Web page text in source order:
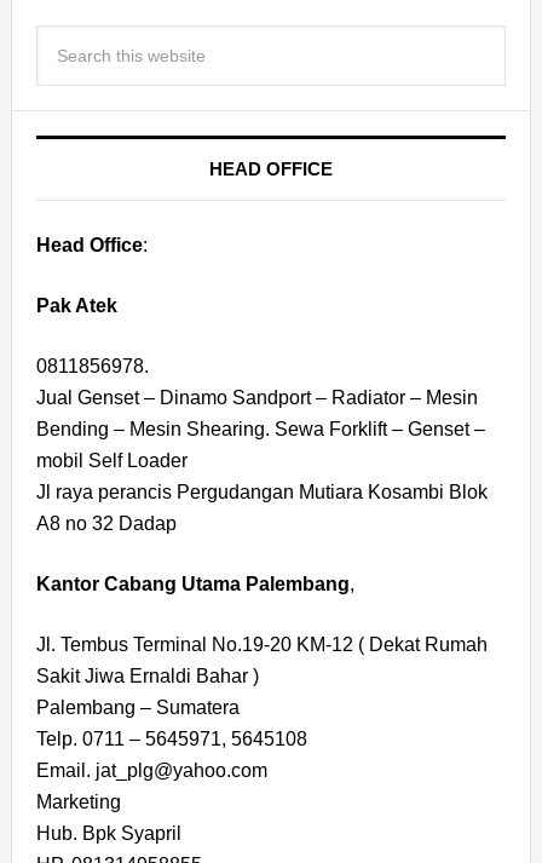
HEAD OFFICE
Head Office:
Pak Atek
0811856978.
Jual Genset – Dinamo Sandport – Radiator – Mesin
Bending – Mesin Shearing. Sewa Forklift – Genset –
mobil Self Loader
Jl raya perancis Pergudangan Mutiara Kosambi Blok
A8 no 32 Dadap
Kantor Cabang Utama Palembang,
Jl. Tembus Terminal No.19-20 KM-12 ( Dekat Rumah
Sakit Jiwa Ernaldi Bahar )
Palembang – Sumatera
Telp. 0711 – 5645971, 5645108
Email. jat_plg@yahoo.com
Marketing
Hub. Bpk Syapril